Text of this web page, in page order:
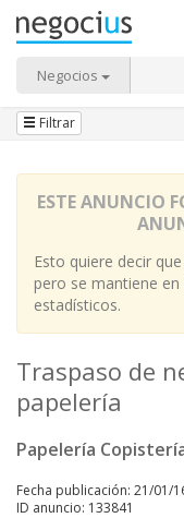
Negocios
Filtrar
ESTE ANUNCIO
Esto quiere decir
pero se mantiene
estadísticos.
Traspaso de
papelería
Papelería
Fecha publicación: 21/01/
ID anuncio: 133841